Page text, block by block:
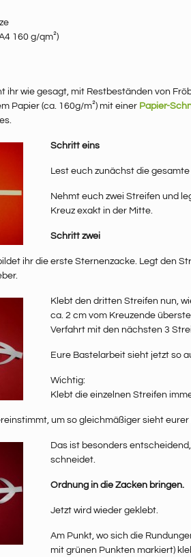
160 g/qm²)
ihr wie gesagt, mit Restbeständen von
Papier (ca. 160g/m²) mit einer Papier-
Schritt eins
Lest euch zunächst die
Nehmt euch zwei Streifen und
Kreuz exakt in der Mitte.
Schritt zwei
ihr die erste Sternenzacke. Legt den
Klebt den dritten Streifen nun,
ca. 2 cm vom Kreuzende
Verfahrt mit den nächsten 3
Eure Bastelarbeit sieht jetzt so
Wichtig:
Klebt die einzelnen Streifen
um so gleichmäßiger sieht
Das ist besonders
schneidet.
Ordnung in die Zacken bringen.
Jetzt wird wieder geklebt.
Am Punkt, wo sich die
mit grünen Punkten markiert)